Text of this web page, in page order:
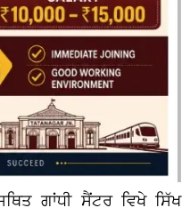
ਗਾਂਧੀ ਸੈਂਟਰ ਵਿਖੇ ਸਿੱਖ